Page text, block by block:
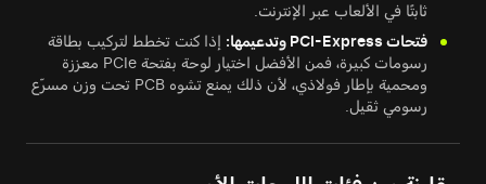
ثابتًا في الألعاب عبر الإنترنت.
فتحات PCI-Express وتدعيمها:
إذا كنت تخطط لتركيب بطاقة
رسومات كبيرة، فمن الأفضل اختيار لوحة بفتحة PCIe معززة
ومحمية بإطار فولاذي، لأن ذلك يمنع تشوه PCB تحت وزن مسرّع
رسومي ثقيل.